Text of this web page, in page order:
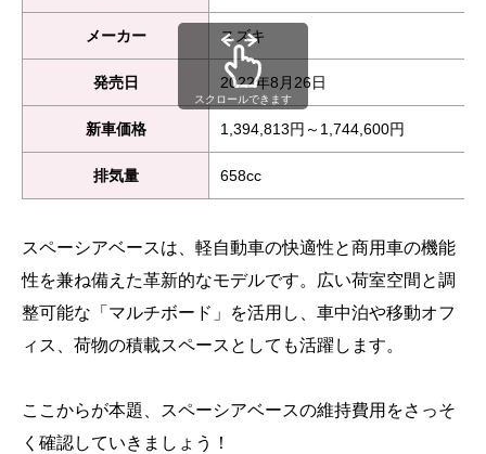
メーカー スズキ
発売日 2022年8月26日
新車価格 1,394,813円～1,744,600円
排気量 658cc
スクロールできます
スペーシアベースは、軽自動車の快適性と商用車の機能
性を兼ね備えた革新的なモデルです。広い荷室空間と調
整可能な「マルチボード」を活用し、車中泊や移動オフ
ィス、荷物の積載スペースとしても活躍します。
ここからが本題、スペーシアベースの維持費用をさっそ
く確認していきましょう！